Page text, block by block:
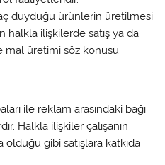
duyduğu ürünlerin üretilmesi
halkla ilişkilerde satış ya da
mal üretimi söz konusu
ile reklam arasındaki bağı
Halkla ilişkiler çalışanın
gibi satışlara katkıda